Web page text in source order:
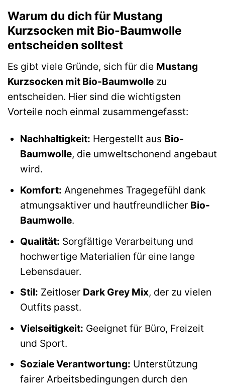
Warum du dich für Mustang
Kurzsocken mit Bio-Baumwolle
entscheiden solltest
Es gibt viele Gründe, sich für die Mustang
Kurzsocken mit Bio-Baumwolle zu
entscheiden. Hier sind die wichtigsten
Vorteile noch einmal zusammengefasst:
Nachhaltigkeit: Hergestellt aus Bio-
Baumwolle, die umweltschonend angebaut
wird.
Komfort: Angenehmes Tragegefühl dank
atmungsaktiver und hautfreundlicher Bio-
Baumwolle.
Qualität: Sorgfältige Verarbeitung und
hochwertige Materialien für eine lange
Lebensdauer.
Stil: Zeitloser Dark Grey Mix, der zu vielen
Outfits passt.
Vielseitigkeit: Geeignet für Büro, Freizeit
und Sport.
Soziale Verantwortung: Unterstützung
fairer Arbeitsbedingungen durch den